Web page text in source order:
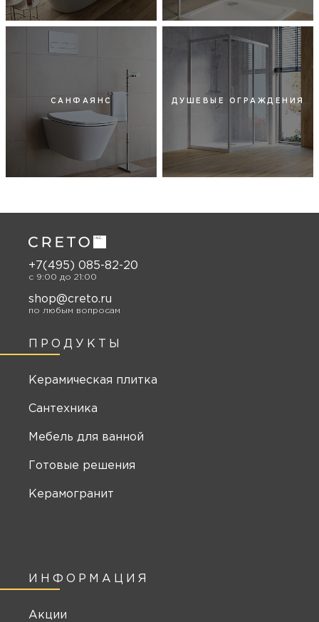
САНФАЯНС ДУШЕВЫЕ ОГРАЖДЕНИЯ
ИНФОРМАЦИЯ
Акции
ПРОДУКТЫ
Керамическая плитка
Сантехника
Мебель для ванной
Готовые решения
Керамогранит
+7(495) 085-82-20
c 9:00 до 21:00
shop@creto.ru
по любым вопросам